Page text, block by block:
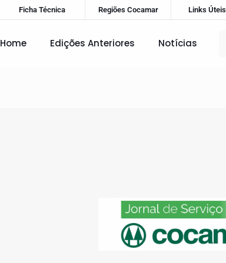
Ficha Técnica Regiões Cocamar Links Úteis
Home Edições Anteriores Notícias